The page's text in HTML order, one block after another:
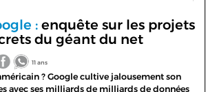
:enquête sur les projets
du géant du net
11 ans
? Google cultive jalousement son
avec ses milliards de milliards de données